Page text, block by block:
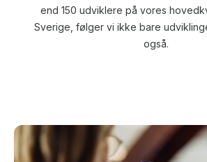
end 150 udviklere på vores
Sverige, følger vi ikke bare
også.